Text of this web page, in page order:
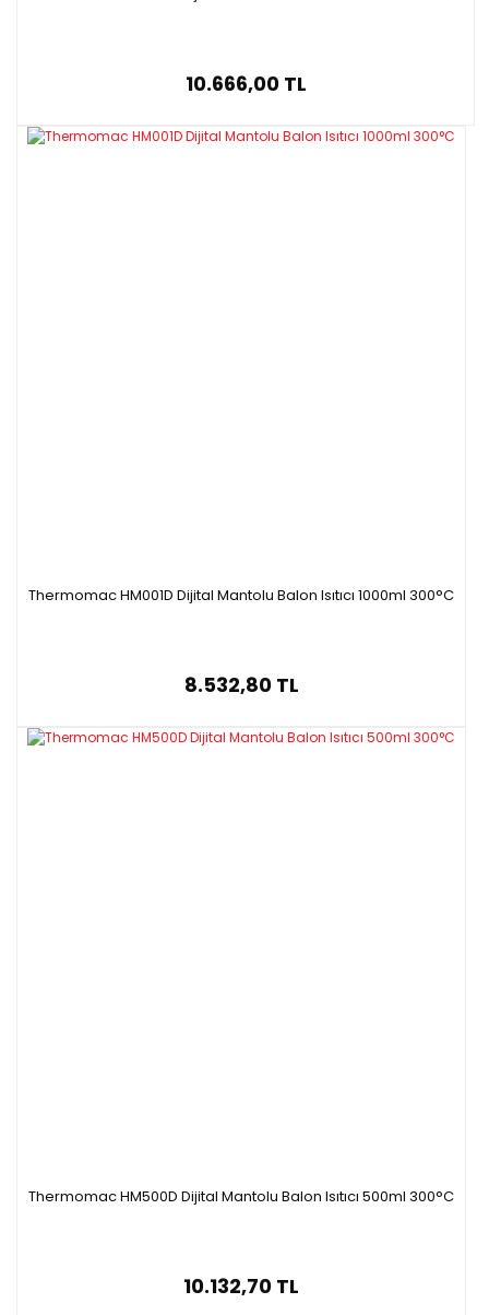
10.666,00 TL
Thermomac HM001D Dijital Mantolu Balon Isıtıcı 1000ml 300°C
8.532,80 TL
Thermomac HM500D Dijital Mantolu Balon Isıtıcı 500ml 300°C
10.132,70 TL